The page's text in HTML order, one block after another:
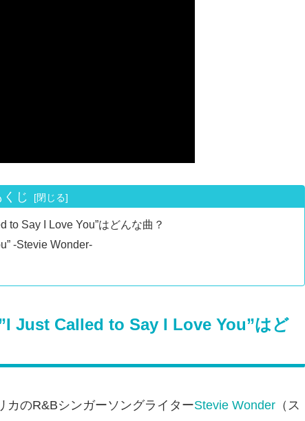
くじ
Say I Love You”はどんな曲？
-Stevie Wonder-
Just Called to Say I Love You”はど
カのR&BシンガーソングライターStevie Wonder （ス